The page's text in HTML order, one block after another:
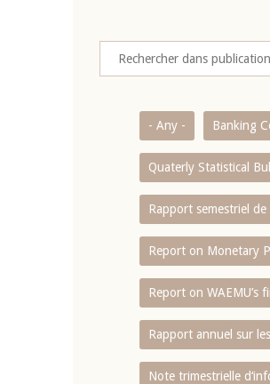
- Any - Banking
Quaterly Statistical
Rapport semestriel
Report on Monetary
Report on WAEMU’s
Rapport annuel sur
Note trimestrielle